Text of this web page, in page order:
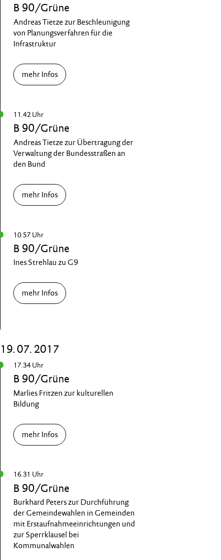
B 90/Grüne
Andreas Tietze zur Beschleunigung
von Planungsverfahren für die
Infrastruktur
mehr Infos
11.42 Uhr
B 90/Grüne
Andreas Tietze zur Übertragung der
Verwaltung der Bundesstraßen an
den Bund
mehr Infos
10.57 Uhr
B 90/Grüne
Ines Strehlau zu G9
mehr Infos
19. 07. 2017
17.34 Uhr
B 90/Grüne
Marlies Fritzen zur kulturellen
Bildung
mehr Infos
16.31 Uhr
B 90/Grüne
Burkhard Peters zur Durchführung
der Gemeindewahlen in Gemeinden
mit Erstaufnahmeeinrichtungen und
zur Sperrklausel bei
Kommunalwahlen